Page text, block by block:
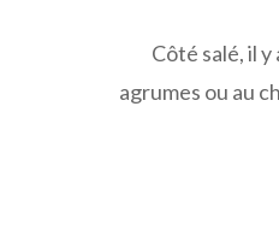
Côté salé, il y
agrumes ou au